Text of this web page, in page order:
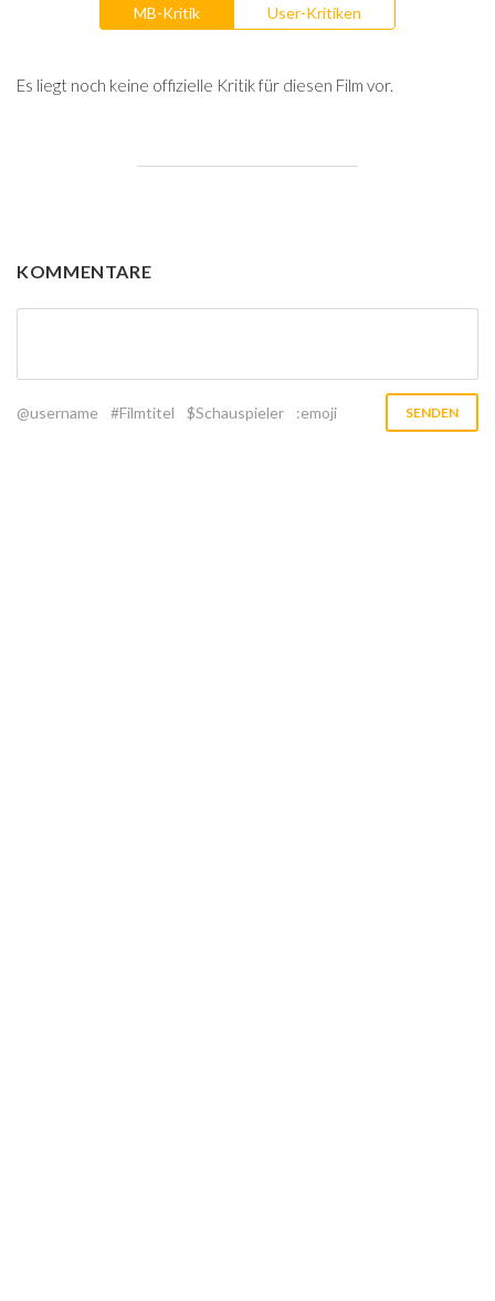
MB-Kritik User-Kritiken
Es liegt noch keine offizielle Kritik für diesen Film vor.
KOMMENTARE
@username #Filmtitel $Schauspieler :emoji